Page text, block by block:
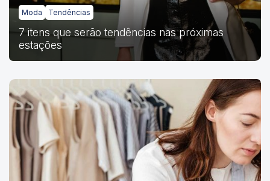
Moda Tendências
7 itens que serão tendências nas próximas
estações